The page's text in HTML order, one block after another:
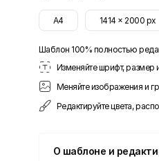
A4 1414 x2000 px
Шаблон 100% полностью
Изменяйте шрифт, размер
Меняйте изображения и
Редактируйте цвета,
О шаблоне и